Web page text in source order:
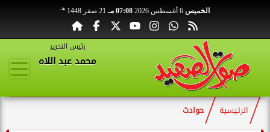
الخميس 07:08 مـ 21 صفر 1448 هـ
رئيس التحرير
محمد عبد اللاه
الرئيسية حوادث